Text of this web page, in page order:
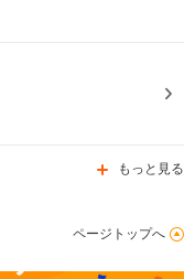
もっと見る
ページトップへ